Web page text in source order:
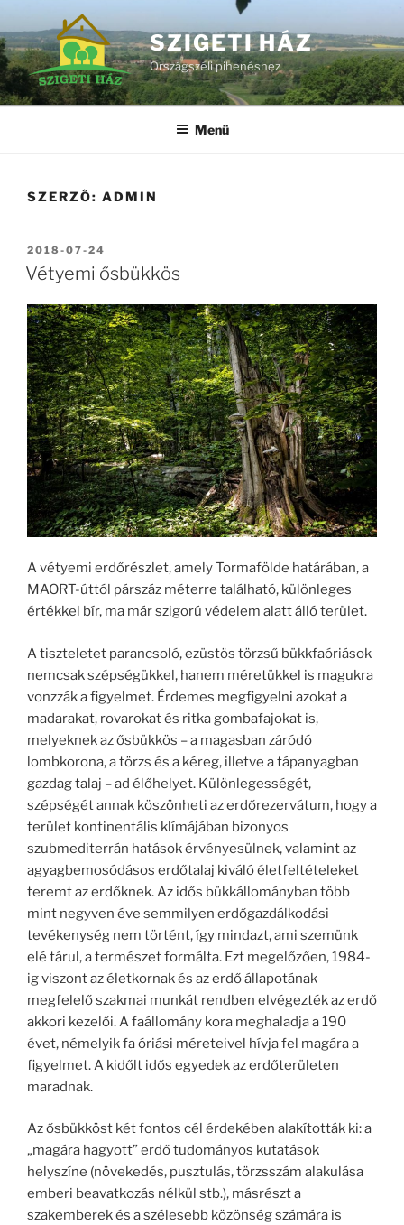
SZIGETI HÁZ
Országszéli pihenéshez
Menü
SZERZŐ: ADMIN
BEKÜLDVE:
2018-07-24
Vétyemi ősbükkös
A vétyemi erdőrészlet, amely Tormafölde határában, a
MAORT-úttól párszáz méterre található, különleges
értékkel bír, ma már szigorú védelem alatt álló terület.
A tiszteletet parancsoló, ezüstös törzsű bükkfaóriások
nemcsak szépségükkel, hanem méretükkel is magukra
vonzzák a figyelmet. Érdemes megfigyelni azokat a
madarakat, rovarokat és ritka gombafajokat is,
melyeknek az ősbükkös – a magasban záródó
lombkorona, a törzs és a kéreg, illetve a tápanyagban
gazdag talaj – ad élőhelyet. Különlegességét,
szépségét annak köszönheti az erdőrezervátum, hogy a
terület kontinentális klímájában bizonyos
szubmediterrán hatások érvényesülnek, valamint az
agyagbemosódásos erdőtalaj kiváló életfeltételeket
teremt az erdőknek. Az idős bükkállományban több
mint negyven éve semmilyen erdőgazdálkodási
tevékenység nem történt, így mindazt, ami szemünk
elé tárul, a természet formálta. Ezt megelőzően, 1984-
ig viszont az életkornak és az erdő állapotának
megfelelő szakmai munkát rendben elvégezték az erdő
akkori kezelői. A faállomány kora meghaladja a 190
évet, némelyik fa óriási méreteivel hívja fel magára a
figyelmet. A kidőlt idős egyedek az erdőterületen
maradnak.
Az ősbükköst két fontos cél érdekében alakították ki: a
„magára hagyott” erdő tudományos kutatások
helyszíne (növekedés, pusztulás, törzsszám alakulása
emberi beavatkozás nélkül stb.), másrészt a
szakemberek és a szélesebb közönség számára is